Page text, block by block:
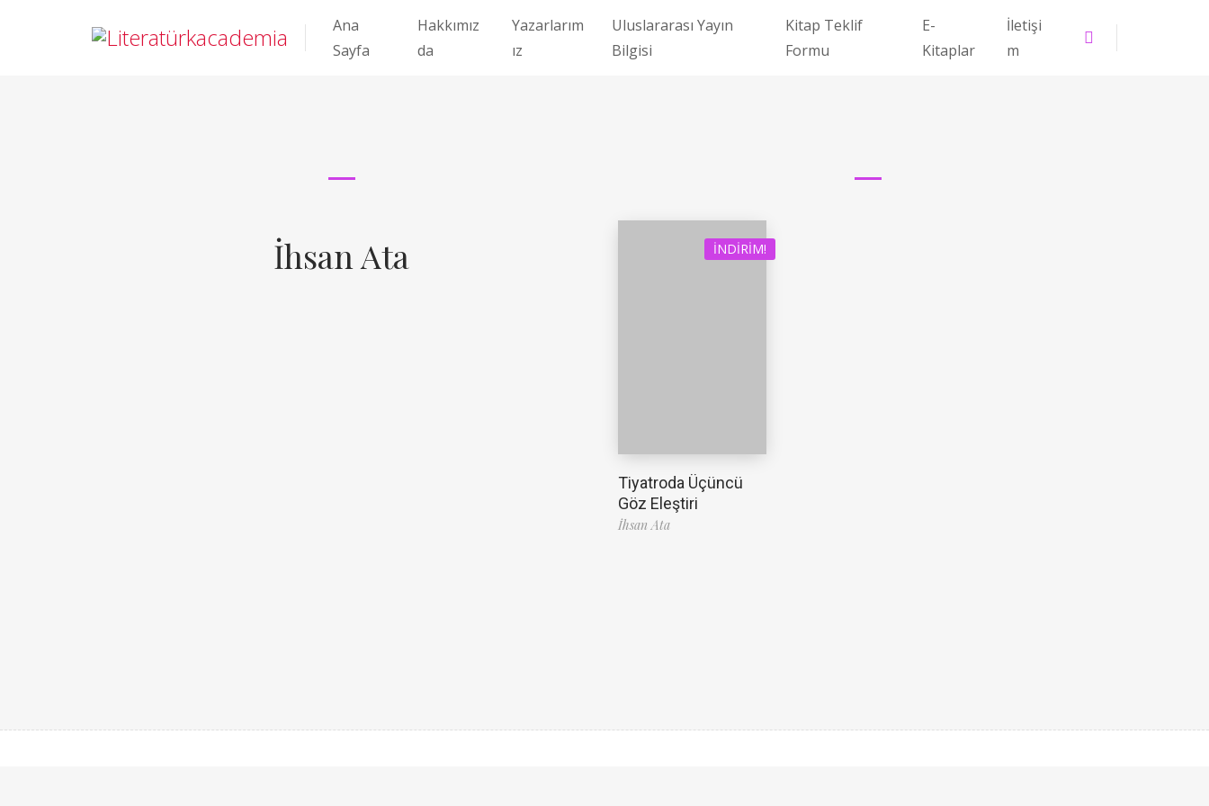
Ana
Sayfa
Hakkımız
da
Yazarlarım
ız
Uluslararası Yayın
Bilgisi
Kitap Teklif
Formu
E-
Kitaplar
İletişi
m
İhsan Ata İNDIRIM!
Tiyatroda Üçüncü
Göz Eleştiri
İhsan Ata